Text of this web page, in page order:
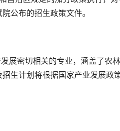
公布的招生政策文件。
生计划将根据国家产业发展政